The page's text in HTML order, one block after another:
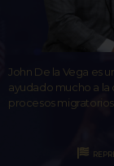
John De la Vega es
ayudado mucho a la
procesos